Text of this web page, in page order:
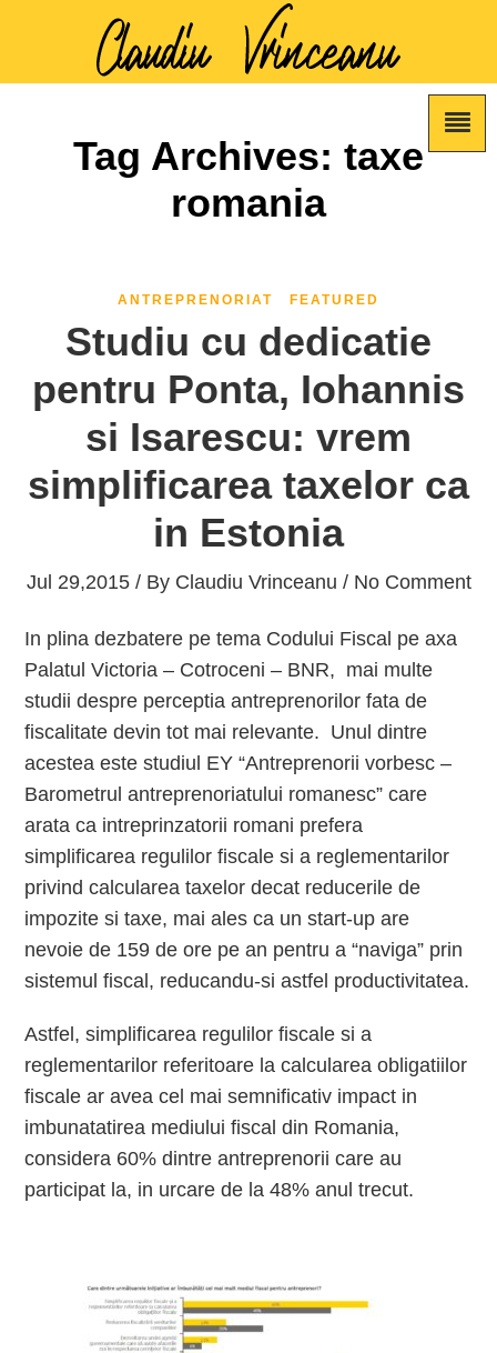
Tag Archives: taxe
romania
ANTREPRENORIAT FEATURED
Studiu cu dedicatie
pentru Ponta, Iohannis
si Isarescu: vrem
simplificarea taxelor ca
in Estonia
Jul 29,2015 / By Claudiu Vrinceanu / No Comment
In plina dezbatere pe tema Codului Fiscal pe axa
Palatul Victoria – Cotroceni – BNR, mai multe
studii despre perceptia antreprenorilor fata de
fiscalitate devin tot mai relevante. Unul dintre
acestea este studiul EY “Antreprenorii vorbesc –
Barometrul antreprenoriatului romanesc” care
arata ca intreprinzatorii romani prefera
simplificarea regulilor fiscale si a reglementarilor
privind calcularea taxelor decat reducerile de
impozite si taxe, mai ales ca un start-up are
nevoie de 159 de ore pe an pentru a “naviga” prin
sistemul fiscal, reducandu-si astfel productivitatea.
Astfel, simplificarea regulilor fiscale si a
reglementarilor referitoare la calcularea obligatiilor
fiscale ar avea cel mai semnificativ impact in
imbunatatirea mediului fiscal din Romania,
considera 60% dintre antreprenorii care au
participat la, in urcare de la 48% anul trecut.